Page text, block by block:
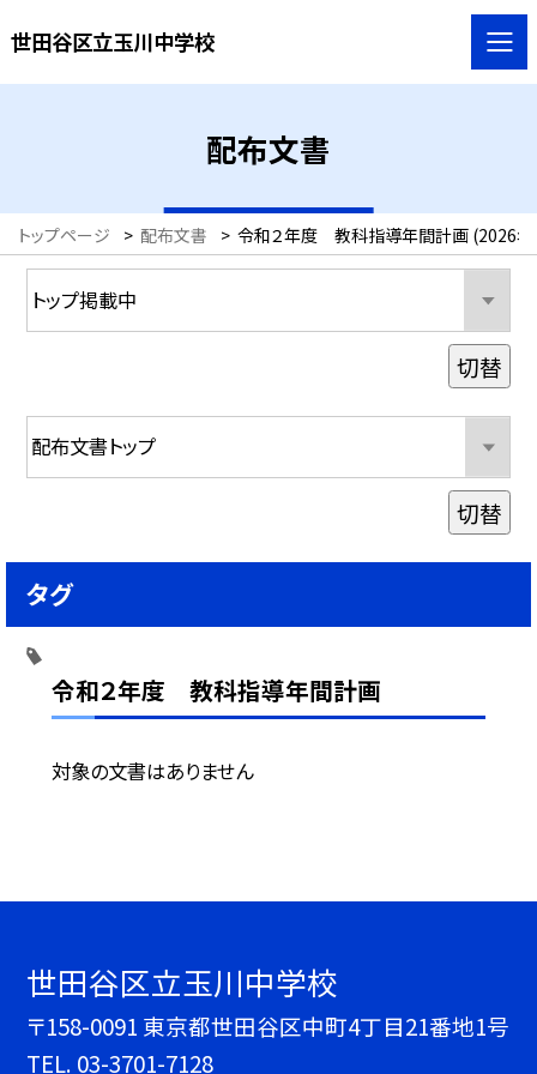
世田谷区立玉川中学校
配布文書
トップページ > 配布文書 > 令和２年度 教科指導年間計画 (2026
令和２年度 教科指導年間計画
対象の文書はありません
切替
切替
タグ
世田谷区立玉川中学校
〒158-0091 東京都世田谷区中町4丁目21番地1号
TEL. 03-3701-7128